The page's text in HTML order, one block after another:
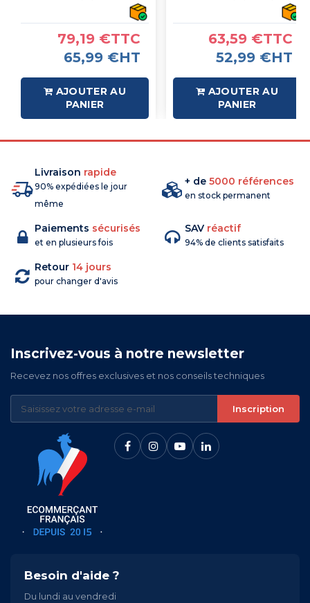
79,19 €TTC
65,99 €HT
AJOUTER AU
PANIER
63,59 €TTC
52,99 €HT
AJOUTER AU
PANIER
Livraison rapide
90% expédiées le jour
même
+ de 5000 références
en stock permanent
Paiements sécurisés
et en plusieurs fois
SAV réactif
94% de clients satisfaits
Retour 14 jours
pour changer d'avis
Inscrivez-vous à notre newsletter
Recevez nos offres exclusives et nos conseils techniques
Inscription
Besoin d'aide ?
Du lundi au vendredi